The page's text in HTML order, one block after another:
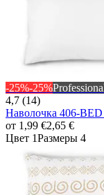
-25%-25%
4,7 (14)
Наволочка 406-
от 1,99 €2,65 €
Цвет 1Размеры 4